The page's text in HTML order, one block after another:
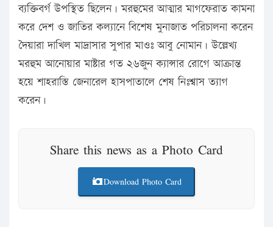
ব্যক্তিবর্গ উপস্থিত ছিলেন। মরহুমের আত্মার মাগফেরাত কামনা
করে দেশ ও জাতির কল্যানে বিশেষ মুনাজাত পরিচালনা করেন
দৈয়ারা দাখিল মাদ্রাসার সুপার মাওঃ আবু নোমান। উল্লেখ্য
মরহুম আনোয়ার মাষ্টার গত ২৬জুন ক্যান্সার রোগে আক্রান্ত
হয়ে শাহরাস্তি জেনারেল হাসপাতালে শেষ নিঃশ্বাস ত্যাগ
করেন।
Share this news as a Photo Card
Download Photo Card